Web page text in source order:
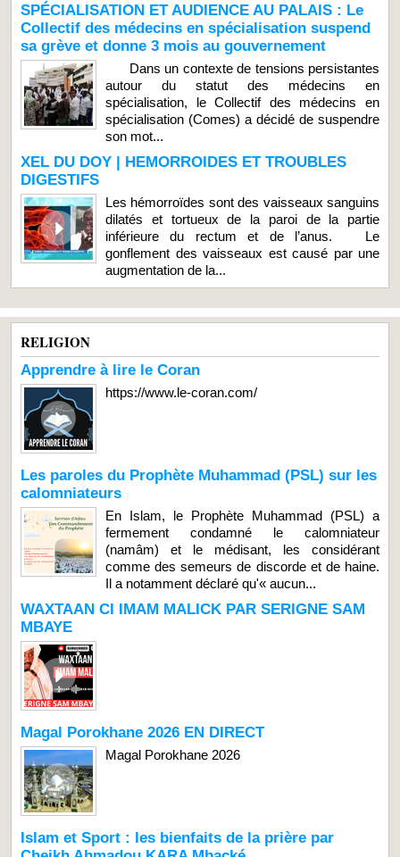
SPÉCIALISATION ET AUDIENCE AU PALAIS : Le
Collectif des médecins en spécialisation suspend
sa grève et donne 3 mois au gouvernement
Dans un contexte de tensions persistantes
autour du statut des médecins en
spécialisation, le Collectif des médecins en
spécialisation (Comes) a décidé de suspendre
son mot...
XEL DU DOY | HEMORROIDES ET TROUBLES
DIGESTIFS
Les hémorroïdes sont des vaisseaux sanguins
dilatés et tortueux de la paroi de la partie
inférieure du rectum et de l’anus. Le
gonflement des vaisseaux est causé par une
augmentation de la...
RELIGION
Apprendre à lire le Coran
https://www.le-coran.com/
Les paroles du Prophète Muhammad (PSL) sur les
calomniateurs
En Islam, le Prophète Muhammad (PSL) a
fermement condamné le calomniateur
(namâm) et le médisant, les considérant
comme des semeurs de discorde et de haine.
Il a notamment déclaré qu'« aucun...
WAXTAAN CI IMAM MALICK PAR SERIGNE SAM
MBAYE
Magal Porokhane 2026 EN DIRECT
Magal Porokhane 2026
Islam et Sport : les bienfaits de la prière par